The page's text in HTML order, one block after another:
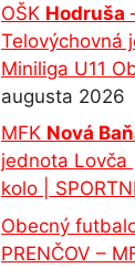
OŠK Hodruša
Telovýchovná
Miniliga U11
augusta 2026
MFK Nová
jednota Lovča
kolo |
Obecný
PRENČOV –